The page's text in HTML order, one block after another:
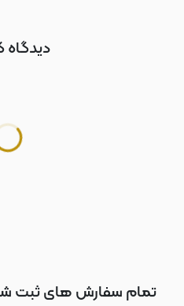
دیدگاه
تمام سفارش های ثبت